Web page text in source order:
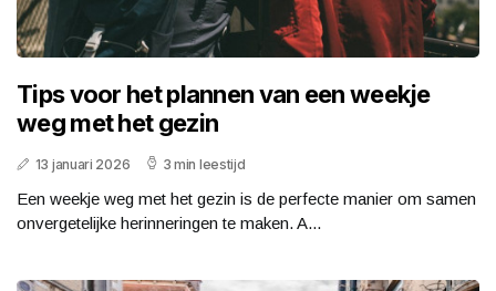
Tips voor het plannen van een weekje
weg met het gezin
13 januari 2026 3 min leestijd
Een weekje weg met het gezin is de perfecte manier om samen
onvergetelijke herinneringen te maken. A...